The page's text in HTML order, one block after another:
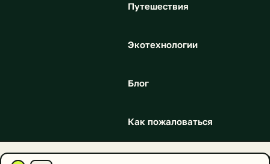
Путешествия
Экотехнологии
Блог
Как пожаловаться